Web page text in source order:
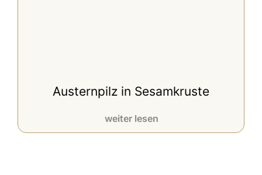
Austernpilz in Sesamkruste
weiter lesen